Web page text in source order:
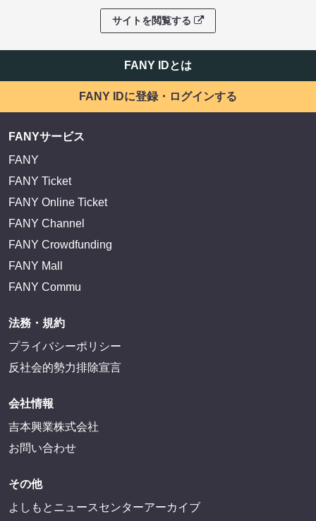
サイトを閲覧する
FANY IDとは
FANY IDに登録・ログインする
FANYサービス
FANY
FANY Ticket
FANY Online Ticket
FANY Channel
FANY Crowdfunding
FANY Mall
FANY Commu
法務・規約
プライバシーポリシー
反社会的勢力排除宣言
会社情報
吉本興業株式会社
お問い合わせ
その他
よしもとニュースセンターアーカイブ